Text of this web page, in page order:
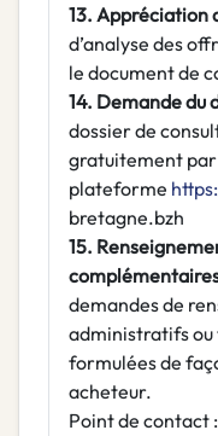
13. Appréciation
d’analyse des
le document de
14. Demande du
dossier de
gratuitement
plateforme
bretagne.bzh
15.
demandes de
administratifs ou
formulées de
acheteur.
Point de contact